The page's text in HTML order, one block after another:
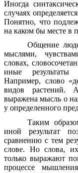
Иногда
случаях
Понятно, что
на каком бы месте в
Общение
мыслями,
словах,
иные результаты
Например, слово
видов растений.
выражена мысль о
у определенного
Таким
иной результат
сравнению с тем
слове. Но слова,
только выражают
процессе